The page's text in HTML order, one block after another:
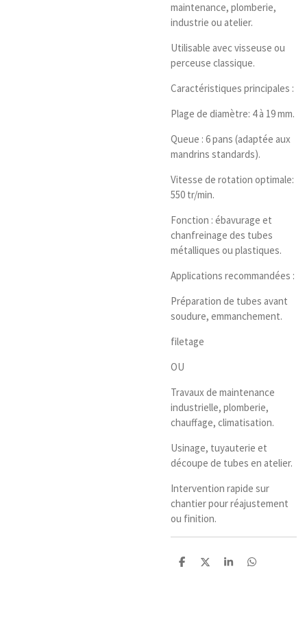
maintenance, plomberie,
industrie ou atelier.
Utilisable avec visseuse ou
perceuse classique.
Caractéristiques principales :
Plage de diamètre: 4 à 19 mm.
Queue : 6 pans (adaptée aux
mandrins standards).
Vitesse de rotation optimale:
550 tr/min.
Fonction : ébavurage et
chanfreinage des tubes
métalliques ou plastiques.
Applications recommandées :
Préparation de tubes avant
soudure, emmanchement.
filetage
OU
Travaux de maintenance
industrielle, plomberie,
chauffage, climatisation.
Usinage, tuyauterie et
découpe de tubes en atelier.
Intervention rapide sur
chantier pour réajustement
ou finition.
P
P
P
P